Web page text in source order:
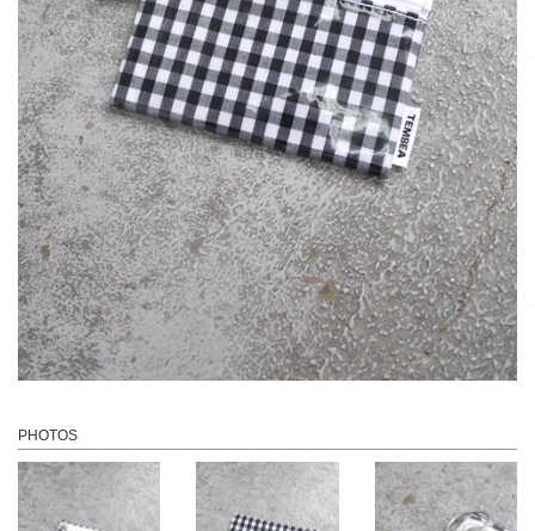
PHOTOS